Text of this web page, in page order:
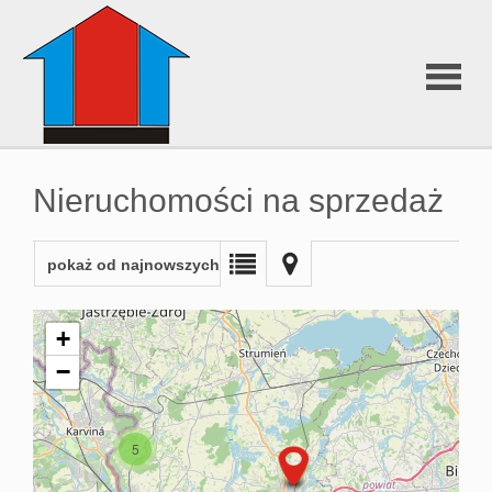
O nas
3D
Nieruchomości na sprzedaż
pokaż od najnowszych
5
+
−